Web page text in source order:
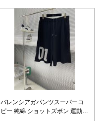
バレンシアガパンツスーパーコ
ピー 純綿 ショットズボン 運動